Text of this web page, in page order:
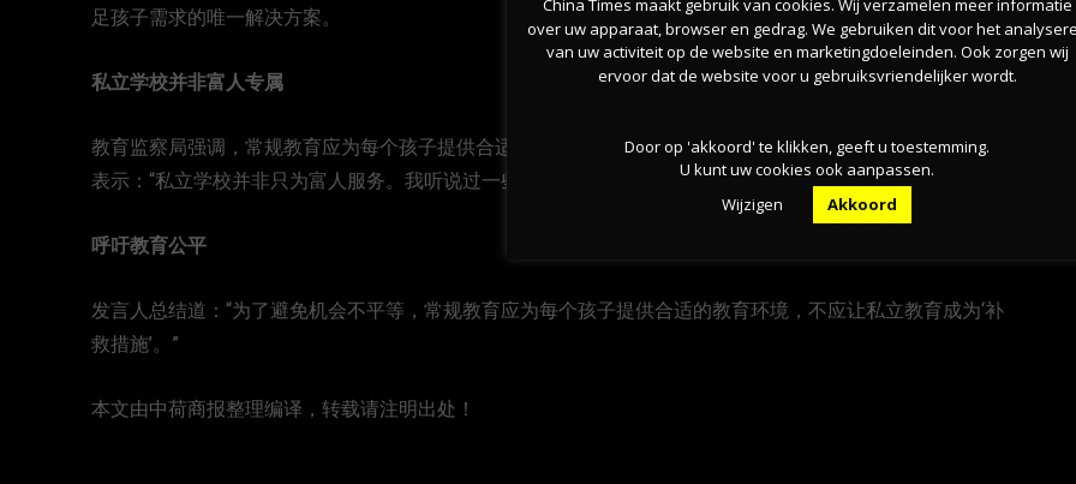
足孩子需求的唯一解决方案。
私立学校并非富人专属
教育监察局强调，常规教育应为每个孩子提供合适的教育环境，私立教育不应成为“无奈之选”。监察局发言人
表示：“私立学校并非只为富人服务。我听说过一些家庭为了支付私立学校费用，选择放弃度假或卖掉汽车。”
呼吁教育公平
发言人总结道：“为了避免机会不平等，常规教育应为每个孩子提供合适的教育环境，不应让私立教育成为‘补
救措施’。”
本文由中荷商报整理编译，转载请注明出处！
China Times maakt gebruik van cookies. Wij verzamelen meer informatie
over uw apparaat, browser en gedrag. We gebruiken dit voor het
van uw activiteit op de website en marketingdoeleinden. Ook zorgen wij
ervoor dat de website voor u gebruiksvriendelijker wordt.
Door op 'akkoord' te klikken, geeft u toestemming.
U kunt uw cookies ook aanpassen.
Wijzigen
Akkoord